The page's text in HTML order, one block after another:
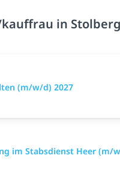
in
(m/w/d) 2027
im Stabsdienst Heer (m/